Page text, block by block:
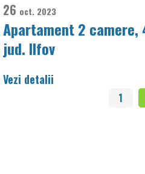
26 oct. 2023
Apartament 2 camere,
jud. Ilfov
Vezi detalii
1